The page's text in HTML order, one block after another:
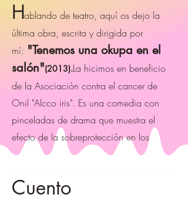
Hablando de teatro, aquí os dejo la
última obra, escrita y dirigida por
mí: "Tenemos una okupa en el
salón"(2013).La hicimos en beneficio
de la Asociación contra el cancer de
Onil "Alcco iris". Es una comedia con
pinceladas de drama que muestra el
efecto de la sobreprotección en los
Cuento